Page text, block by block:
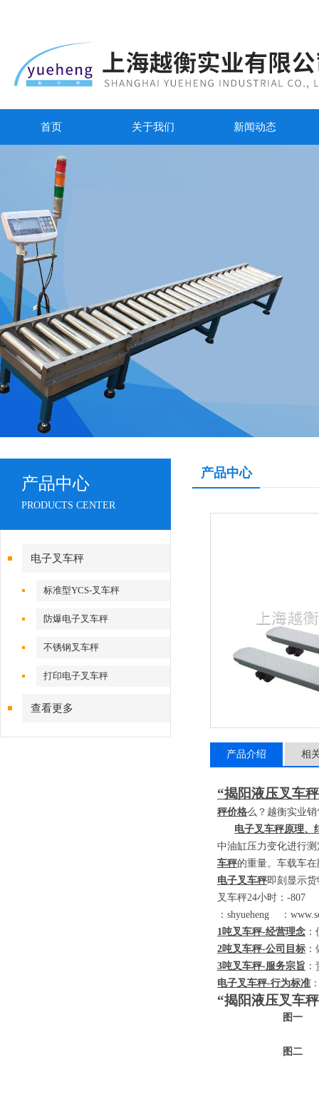
首页 关于我们 新闻动态
产品中心
PRODUCTS CENTER
电子叉车秤
标准型YCS-叉车秤
防爆电子叉车秤
不锈钢叉车秤
打印电子叉车秤
查看更多
产品中心
产品介绍 相
“揭阳液压叉车
秤价格么？越衡实业
电子叉车秤原理、
中油缸压力变化进行
车秤的重量。车载车
电子叉车秤即刻显示
叉车秤24小时： -
： shyueheng ：
1吨叉车秤-经营理念
2吨叉车秤-公司目标
3吨叉车秤-服务宗旨
电子叉车秤-行为标准
“揭阳液压叉车
图一
图二